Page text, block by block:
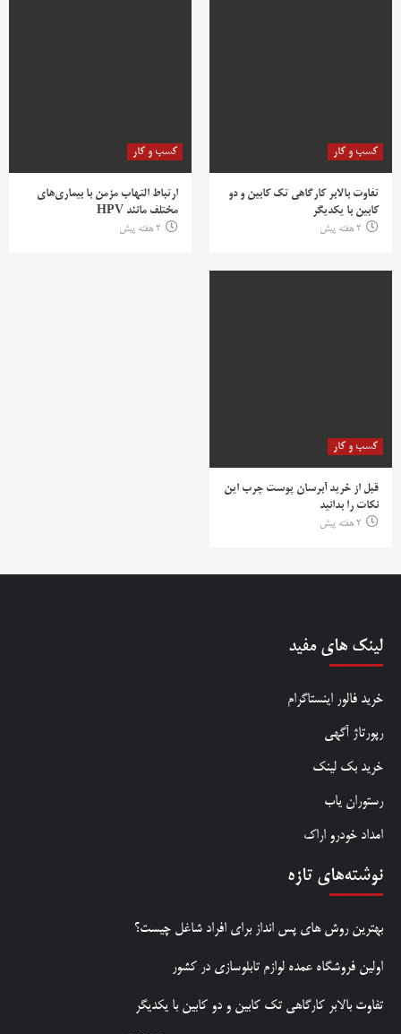
کسب و کار
تفاوت بالابر کارگاهی تک کابین و دو
کابین با یکدیگر
2 هفته پیش
کسب و کار
ارتباط التهاب مزمن با بیماری‌های
مختلف مانند HPV
2 هفته پیش
کسب و کار
قبل از خرید آبرسان پوست چرب این
نکات را بدانید
2 هفته پیش
لینک های مفید
خرید فالور اینستاگرام
رپورتاژ آگهی
خرید بک لینک
رستوران یاب
امداد خودرو اراک
نوشته‌های تازه
بهترین روش‌ های پس‌ انداز برای افراد شاغل چیست؟
اولین فروشگاه عمده لوازم تابلوسازی در کشور
تفاوت بالابر کارگاهی تک کابین و دو کابین با یکدیگر